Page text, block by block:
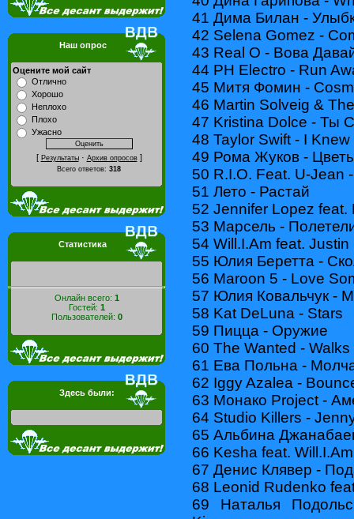
Наш опрос
Оцените мой сайт
Отлично
Хорошо
Неплохо
Плохо
Ужасно
[ Результаты· Архив опросов]
Всего ответов: 318
Статистика
Онлайн всего: 1
Гостей: 1
Пользователей: 0
Здесь были:
41 Дима Билан -
42 Selena Gomez -
43 Real O - Вова
44 PH Electro - Run
45 Митя Фомин -
46 Martin Solveig &
47 Kristina Dolce - Ты
48 Taylor Swift - I
49 Рома Жуков -
50 R.I.O. Feat. U-Jean
51 Лето - Растай
52 Jennifer Lopez feat.
53 Марсель -
54 Will.I.Am feat.
55 Юлия Беретта -
56 Maroon 5 - Love
57 Юлия Ковальчук -
58 Kat DeLuna - Stars
59 Пицца - Оружие
60 The Wanted -
61 Ева Польна -
62 Iggy Azalea -
63 Монако Project -
64 Studio Killers -
65 Альбина
66 Kesha feat.
67 Денис Клявер -
68 Leonid Rudenko
69 Наталья